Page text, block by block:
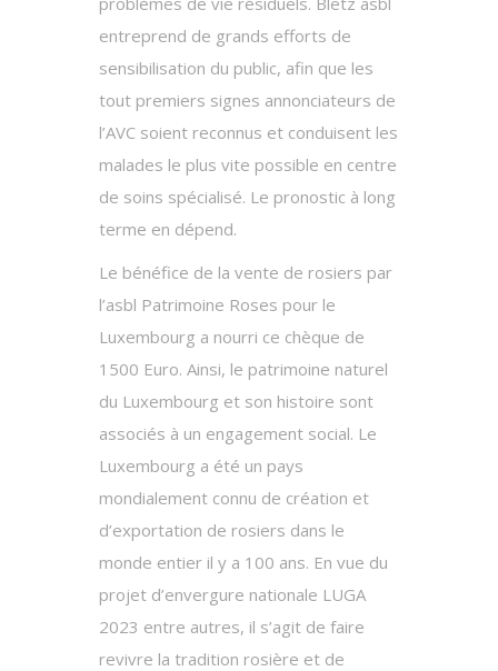
entreprend de grands efforts de
sensibilisation du public, afin que les
tout premiers signes annonciateurs de
l’AVC soient reconnus et conduisent les
malades le plus vite possible en centre
de soins spécialisé. Le pronostic à long
terme en dépend.
Le bénéfice de la vente de rosiers par
l’asbl Patrimoine Roses pour le
Luxembourg a nourri ce chèque de
1500 Euro. Ainsi, le patrimoine naturel
du Luxembourg et son histoire sont
associés à un engagement social. Le
Luxembourg a été un pays
mondialement connu de création et
d’exportation de rosiers dans le
monde entier il y a 100 ans. En vue du
projet d’envergure nationale LUGA
2023 entre autres, il s’agit de faire
revivre la tradition rosière et de